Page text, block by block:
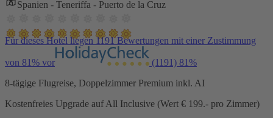
Spanien - Teneriffa - Puerto de la Cruz
Für dieses Hotel liegen 1191 Bewertungen mit einer Zustimmung
von 81% vor (1191) 81%
8-tägige Flugreise, Doppelzimmer Premium inkl. AI
Kostenfreies Upgrade auf All Inclusive (Wert € 199.- pro Zimmer)